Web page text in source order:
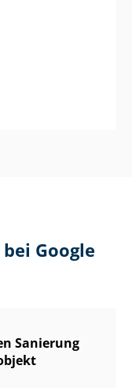
Google
Sanierung